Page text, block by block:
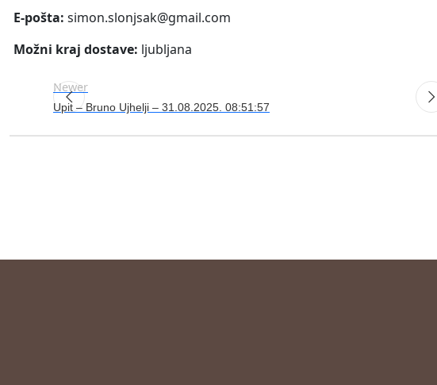
E-pošta: simon.slonjsak@gmail.com
Možni kraj dostave: ljubljana
Newer
Upit – Bruno Ujhelji – 31.08.2025. 08:51:57